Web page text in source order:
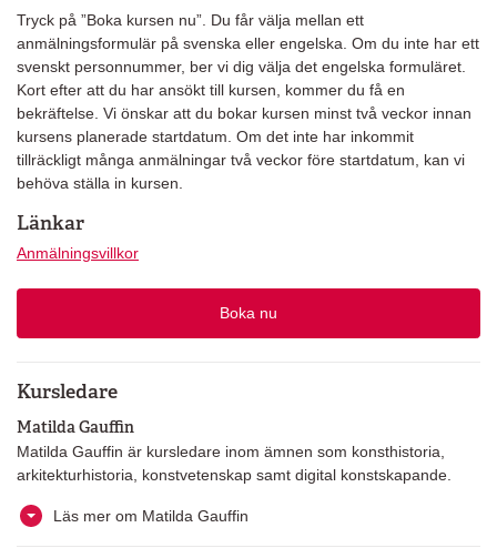
Tryck på ”Boka kursen nu”. Du får välja mellan ett
anmälningsformulär på svenska eller engelska. Om du inte har ett
svenskt personnummer, ber vi dig välja det engelska formuläret.
Kort efter att du har ansökt till kursen, kommer du få en
bekräftelse. Vi önskar att du bokar kursen minst två veckor innan
kursens planerade startdatum. Om det inte har inkommit
tillräckligt många anmälningar två veckor före startdatum, kan vi
behöva ställa in kursen.
Länkar
Anmälningsvillkor
Boka nu
Kursledare
Matilda Gauffin
Matilda Gauffin är kursledare inom ämnen som konsthistoria,
arkitekturhistoria, konstvetenskap samt digital konstskapande.
Läs mer om Matilda Gauffin